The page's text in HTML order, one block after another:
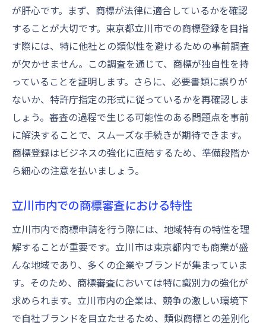
が肝心です。まず、商標が法律に適合しているかを確認
することが大切です。東京都立川市での商標登録を目指
す際には、特に他社との類似性を避けるための事前調査
が欠かせません。この調査を通じて、商標が独自性を持
っていることを証明します。さらに、必要書類に誤りが
ないか、特許庁指定の形式に従っているかを再確認しま
しょう。審査の過程で生じる可能性のある問題点を事前
に解決することで、スムーズな手続きが期待できます。
商標登録はビジネスの強化に直結するため、準備段階か
ら細心の注意を払いましょう。
立川市内での商標審査における特性
立川市内で商標申請を行う際には、地域特有の特性を理
解することが重要です。立川市は東京都内でも商業が盛
んな地域であり、多くの企業やブランドが集まっていま
す。そのため、商標審査においては特に識別力の強化が
求められます。立川市内の企業は、競争の激しい環境下
で自社ブランドを目立たせるため、類似商標との差別化